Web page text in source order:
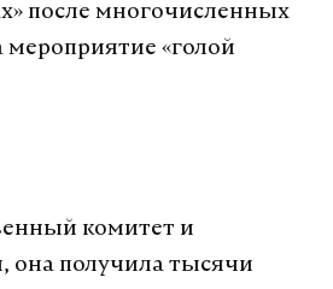
после многочисленных
мероприятие «голой
комитет и
она получила тысячи